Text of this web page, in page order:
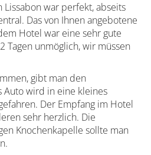
Lissabon war perfekt, abseits
Das von Ihnen angebotene
Hotel war eine sehr gute
Tagen unmöglich, wir müssen
gibt man den
Auto wird in eine kleines
Der Empfang im Hotel
sehr herzlich. Die
Knochenkapelle sollte man